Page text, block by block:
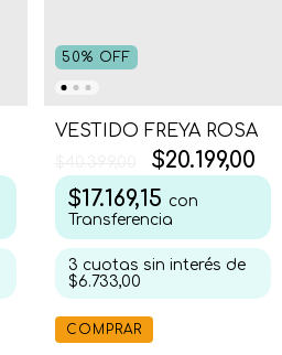
50% OFF
VESTIDO FREYA ROSA
$20.199,00
$17.169,15 con
Transferencia
3 cuotas sin interés de
$6.733,00
COMPRAR